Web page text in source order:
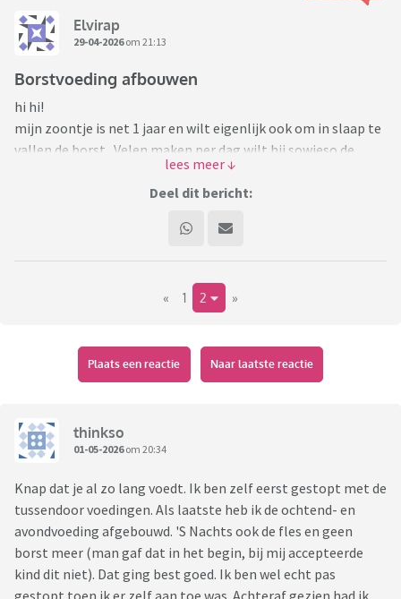
Elvirap
29-04-2026om 21:13
Borstvoeding afbouwen
hi hi!
mijn zoontje is net 1 jaar en wilt eigenlijk ook om in slaap te
vallen de borst . Velen maken per dag wilt hij sowieso de
Borst en al is het 1 min in de nacht , als een soort speen /
knuffel. Hij krijgt ook gewoon vaste voeding , maar heb dus
Iemand ervaring mee? of advies ? Want ben benieuwd of dit
vanzelf wel minder zal worden …
Deel dit bericht:
« 1 2 »
Plaats een reactie Naar laatste reactie
thinkso
01-05-2026om 20:34
Knap dat je al zo lang voedt. Ik ben zelf eerst gestopt met de
tussendoor voedingen. Als laatste heb ik de ochtend- en
avondvoeding afgebouwd. 'S Nachts ook de fles en geen
borst meer (man gaf dat in het begin, bij mij accepteerde
kind dit niet). Dat ging best goed. Ik ben wel echt pas